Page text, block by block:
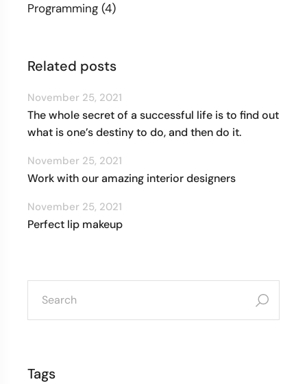
Programming (4)
Related posts
The whole secret of a successful life is to find out
what is one’s destiny to do, and then do it.
November 25, 2021
Work with our amazing interior designers
November 25, 2021
Perfect lip makeup
November 25, 2021
Tags